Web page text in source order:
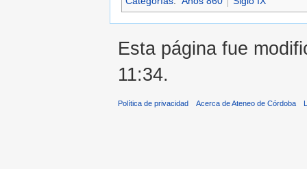
Esta página fue
11:34.
Política de privacidad Acerca de Ateneo de Córdoba